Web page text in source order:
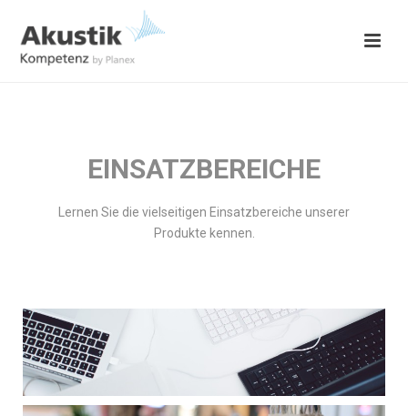
EINSATZBEREICHE
Lernen Sie die vielseitigen Einsatzbereiche unserer
Produkte kennen.
RESTAURANTS UND KANTINEN